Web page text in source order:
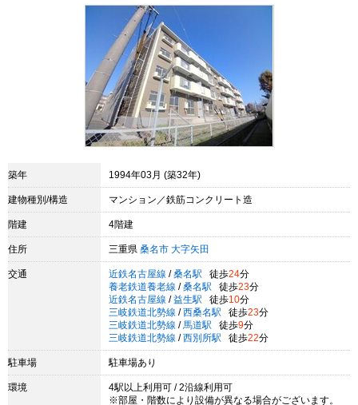
築年 1994年03月 (築32年)
建物種別/構造 マンション／鉄筋コンクリート造
階建 4階建
住所 三重県 桑名市 大字矢田
交通 近鉄名古屋線 / 桑名駅 徒歩24分
養老鉄道養老線 / 桑名駅 徒歩23分
近鉄名古屋線 / 益生駅 徒歩10分
三岐鉄道北勢線 / 西桑名駅 徒歩23分
三岐鉄道北勢線 / 馬道駅 徒歩9分
三岐鉄道北勢線 / 西別所駅 徒歩22分
駐車場 駐車場あり
環境
4駅以上利用可 / 2沿線利用可
※部屋・階数により設備が異なる場合がございます。